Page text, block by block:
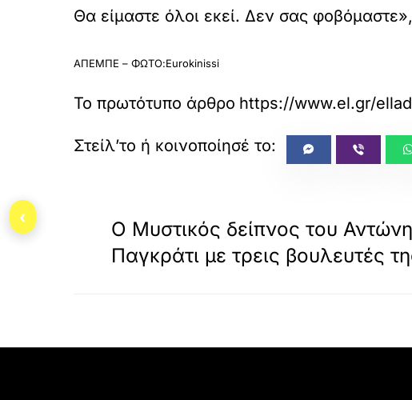
Θα είμαστε όλοι εκεί. Δεν σας
ΑΠΕΜΠΕ – ΦΩΤΟ:Eurokinissi
Το πρωτότυπο άρθρο https://www.el.gr/
Ο Μυστικός δείπνος του
Παγκράτι με τρεις βουλευτές
‹